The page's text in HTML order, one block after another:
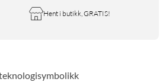
Hent i butikk, GRATIS!